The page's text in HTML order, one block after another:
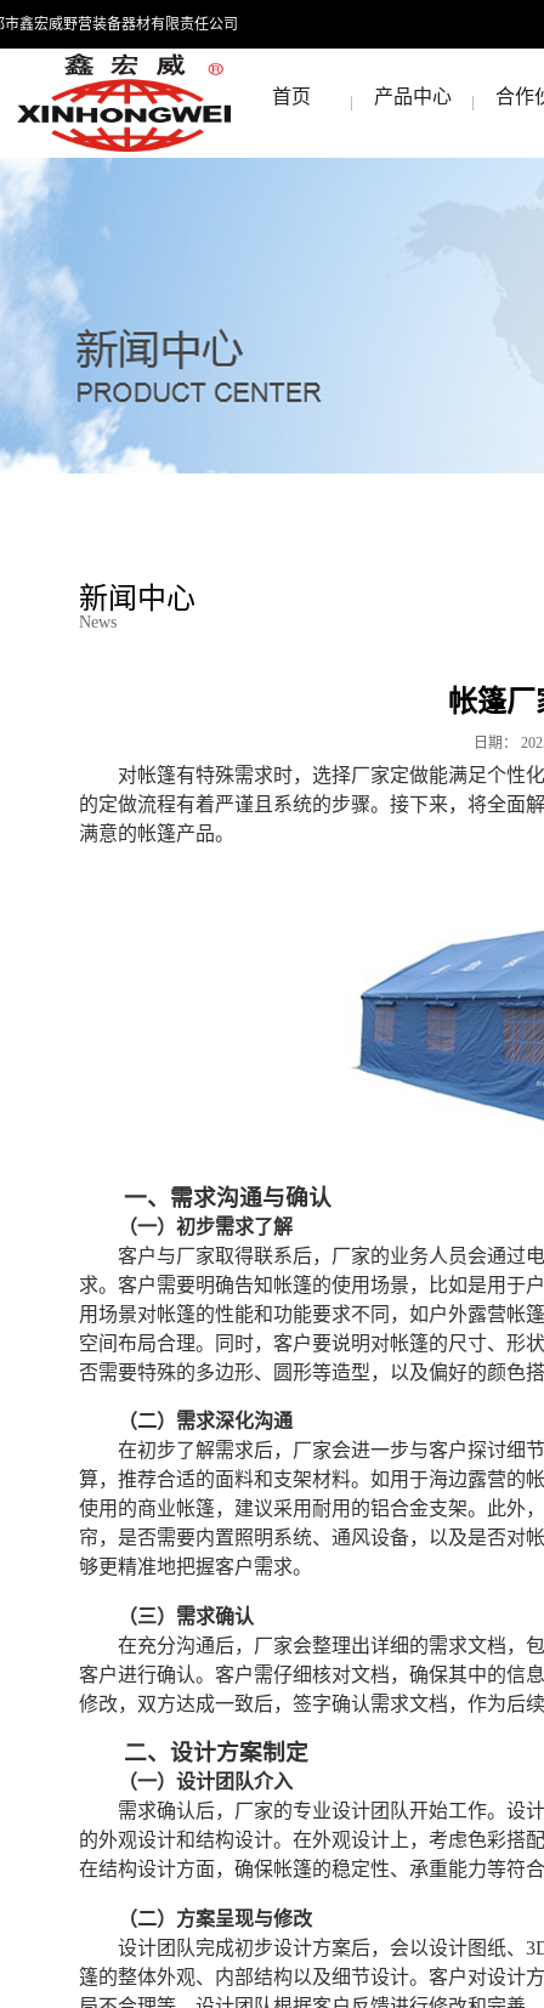
市鑫宏威野营装备器材有限责任公司
首页 产品中心 合作
新闻中心
News
帐篷厂
日期：
对帐篷有特殊需求时，选择厂家定做能满足个性
的定做流程有着严谨且系统的步骤。接下来，将全面
满意的帐篷产品。
一、需求沟通与确认
（一）初步需求了解
客户与厂家取得联系后，厂家的业务人员会通过
求。客户需要明确告知帐篷的使用场景，比如是用于
用场景对帐篷的性能和功能要求不同，如户外露营帐
空间布局合理。同时，客户要说明对帐篷的尺寸、形
否需要特殊的多边形、圆形等造型，以及偏好的颜色
（二）需求深化沟通
在初步了解需求后，厂家会进一步与客户探讨细
算，推荐合适的面料和支架材料。如用于海边露营的
使用的商业帐篷，建议采用耐用的铝合金支架。此外
帘，是否需要内置照明系统、通风设备，以及是否对
够更精准地把握客户需求。
（三）需求确认
在充分沟通后，厂家会整理出详细的需求文档，
客户进行确认。客户需仔细核对文档，确保其中的信
修改，双方达成一致后，签字确认需求文档，作为后
二、设计方案制定
（一）设计团队介入
需求确认后，厂家的专业设计团队开始工作。设
的外观设计和结构设计。在外观设计上，考虑色彩搭
在结构设计方面，确保帐篷的稳定性、承重能力等符
（二）方案呈现与修改
设计团队完成初步设计方案后，会以设计图纸、
篷的整体外观、内部结构以及细节设计。客户对设计